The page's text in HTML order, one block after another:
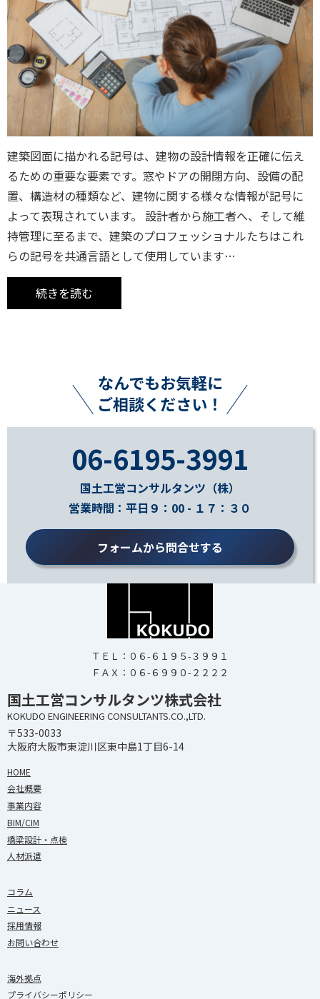
建築図面に描かれる記号は、建物の設計情報を正確に伝え
るための重要な要素です。窓やドアの開閉方向、設備の配
置、構造材の種類など、建物に関する様々な情報が記号に
よって表現されています。 設計者から施工者へ、そして維
持管理に至るまで、建築のプロフェッショナルたちはこれ
らの記号を共通言語として使用しています…
続きを読む
なんでもお気軽に
ご相談ください！
06-6195-3991
国土工営コンサルタンツ（株）
営業時間：平日９：00 - １７：３０
フォームから問合せする
ＴＥＬ：０６-６１９５-３９９１
ＦＡＸ：０６-６９９０-２２２２
国土工営コンサルタンツ株式会社
KOKUDO ENGINEERING CONSULTANTS.CO.,LTD.
〒533-0033
大阪府大阪市東淀川区東中島1丁目6-14
HOME
会社概要
事業内容
BIM/CIM
橋梁設計・点検
人材派遣
コラム
ニュース
採用情報
お問い合わせ
海外拠点
プライバシーポリシー